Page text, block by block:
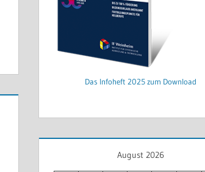
Das Infoheft 2025 zum Download
August 2026